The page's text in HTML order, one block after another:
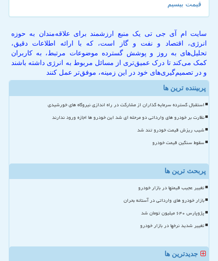
قیمت بیسیم
سایت ام آی جی تی یک منبع ارزشمند برای علاقه‌مندان به حوزه
انرژی، اقتصاد و نفت و گاز است، که با ارائه اطلاعات دقیق،
تحلیل‌های به روز و پوشش گسترده موضوعات مرتبط، به کاربران
کمک می‌کند تا درک عمیق‌تری از مسائل مربوط به انرژی داشته باشند
و در تصمیم‌گیری‌های خود در این زمینه، موفق‌تر عمل کنند
پربیننده ترین ها
استقبال گسترده سرمایه گذاران از مشارکت در راه اندازی نیروگاه های خورشیدی
نظارت بر خودرو های وارداتی دو مرحله ای شد این خودرو ها اجازه ورود ندارند
شیب ریزش قیمت خودرو تند شد
سقوط سنگین قیمت خودرو
پربحث ترین ها
تغییر عجیب قیمتها در بازار خودرو
بازار خودرو های وارداتی در آستانه بحران
پژوپارس ۶۴۰ میلیون تومان شد
تغییر شدید نرخها در بازار خودرو
جدیدترین ها